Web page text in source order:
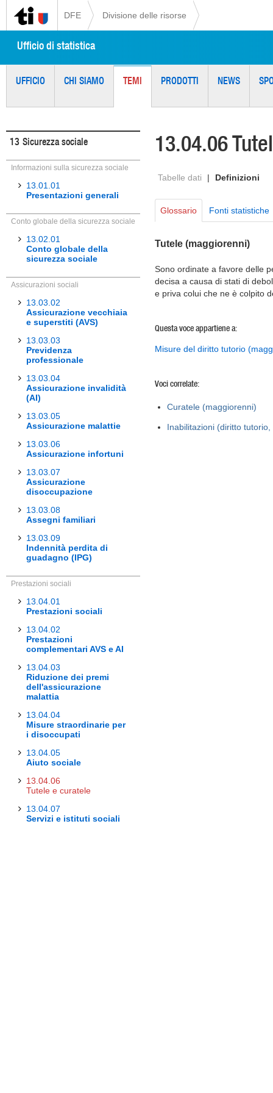
DFE Divisione delle risorse
Ufficio di statistica
UFFICIO CHI SIAMO TEMI PRODOTTI NEWS
13 Sicurezza sociale
Informazioni sulla sicurezza sociale
13.01.01
Presentazioni generali
Conto globale della sicurezza sociale
13.02.01
Conto globale della
sicurezza sociale
Assicurazioni sociali
13.03.02
Assicurazione vecchiaia
e superstiti (AVS)
13.03.03
Previdenza
professionale
13.03.04
Assicurazione invalidità
(AI)
13.03.05
Assicurazione malattie
13.03.06
Assicurazione infortuni
13.03.07
Assicurazione
disoccupazione
13.03.08
Assegni familiari
13.03.09
Indennità perdita di
guadagno (IPG)
Prestazioni sociali
13.04.01
Prestazioni sociali
13.04.02
Prestazioni
complementari AVS e AI
13.04.03
Riduzione dei premi
dell'assicurazione
malattia
13.04.04
Misure straordinarie per
i disoccupati
13.04.05
Aiuto sociale
13.04.06
Tutele e curatele
13.04.07
Servizi e istituti sociali
13.04.06
Tabelle dati | Definizioni
Glossario Fonti statistiche
Tutele (maggiorenni)
Sono ordinate a favore delle
decisa a causa di stati di
e priva colui che ne è colpito
Questa voce appartiene a:
Misure del diritto tutorio
Voci correlate:
Curatele (maggiorenni)
Inabilitazioni (diritto